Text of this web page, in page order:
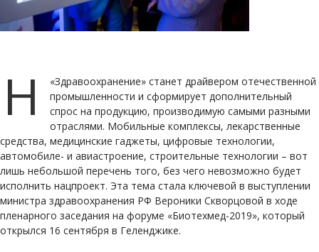
Н
«Здравоохранение» станет драйвером отечественной
промышленности и сформирует дополнительный
спрос на продукцию, производимую самыми разными
отраслями. Мобильные комплексы, лекарственные
средства, медицинские гаджеты, цифровые технологии,
автомобиле- и авиастроение, строительные технологии – вот
лишь небольшой перечень того, без чего невозможно будет
исполнить нацпроект. Эта тема стала ключевой в выступлении
министра здравоохранения РФ Вероники Скворцовой в ходе
пленарного заседания на форуме «Биотехмед-2019», который
открылся 16 сентября в Геленджике.